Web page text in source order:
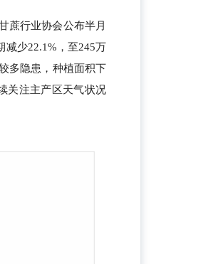
蔗行业协会公布半月
减少22.1%，至245万
多隐患，种植面积下
关注主产区天气状况